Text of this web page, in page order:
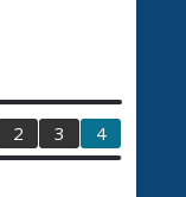
2 3
4